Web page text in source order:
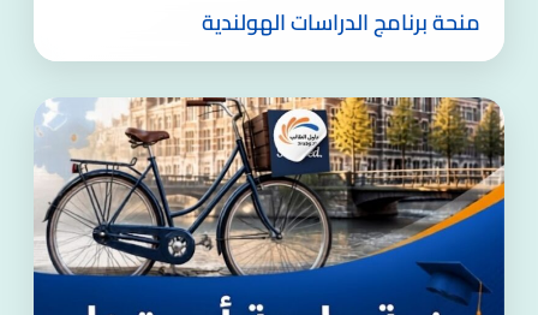
منحة برنامج الدراسات الهولندية